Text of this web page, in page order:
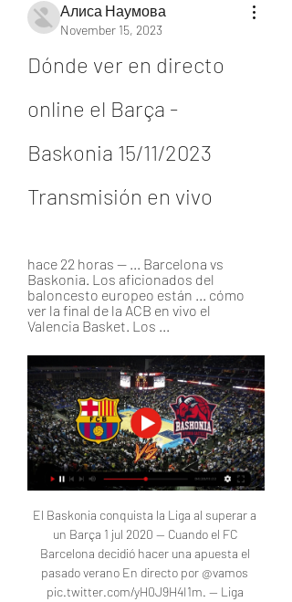
Алиса Наумова
November 15, 2023
Dónde ver en directo
online el Barça -
Baskonia 15/11/2023
Transmisión en vivo
hace 22 horas — ... Barcelona vs
Baskonia. Los aficionados del
baloncesto europeo están ... cómo
ver la final de la ACB en vivo el
Valencia Basket. Los ...
El Baskonia conquista la Liga al superar a
un Barça 1 jul 2020 — Cuando el FC
Barcelona decidió hacer una apuesta el
pasado verano En directo por @vamos
pic.twitter.com/yH0J9H4I1m. — Liga